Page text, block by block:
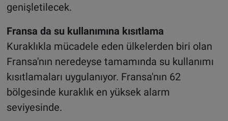
genişletilecek.
Fransa da su kullanımına kısıtlama
Kuraklıkla mücadele eden ülkelerden biri olan
Fransa'nın neredeyse tamamında su kullanımı
kısıtlamaları uygulanıyor. Fransa'nın 62
bölgesinde kuraklık en yüksek alarm
seviyesinde.